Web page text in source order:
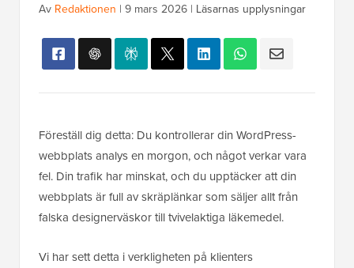
Av Redaktionen | 9 mars 2026 | Läsarnas upplysningar
Föreställ dig detta: Du kontrollerar din WordPress-
webbplats analys en morgon, och något verkar vara
fel. Din trafik har minskat, och du upptäcker att din
webbplats är full av skräplänkar som säljer allt från
falska designerväskor till tvivelaktiga läkemedel.
Vi har sett detta i verkligheten på klienters